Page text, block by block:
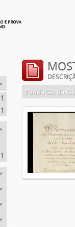
1
1
1
Fundação da